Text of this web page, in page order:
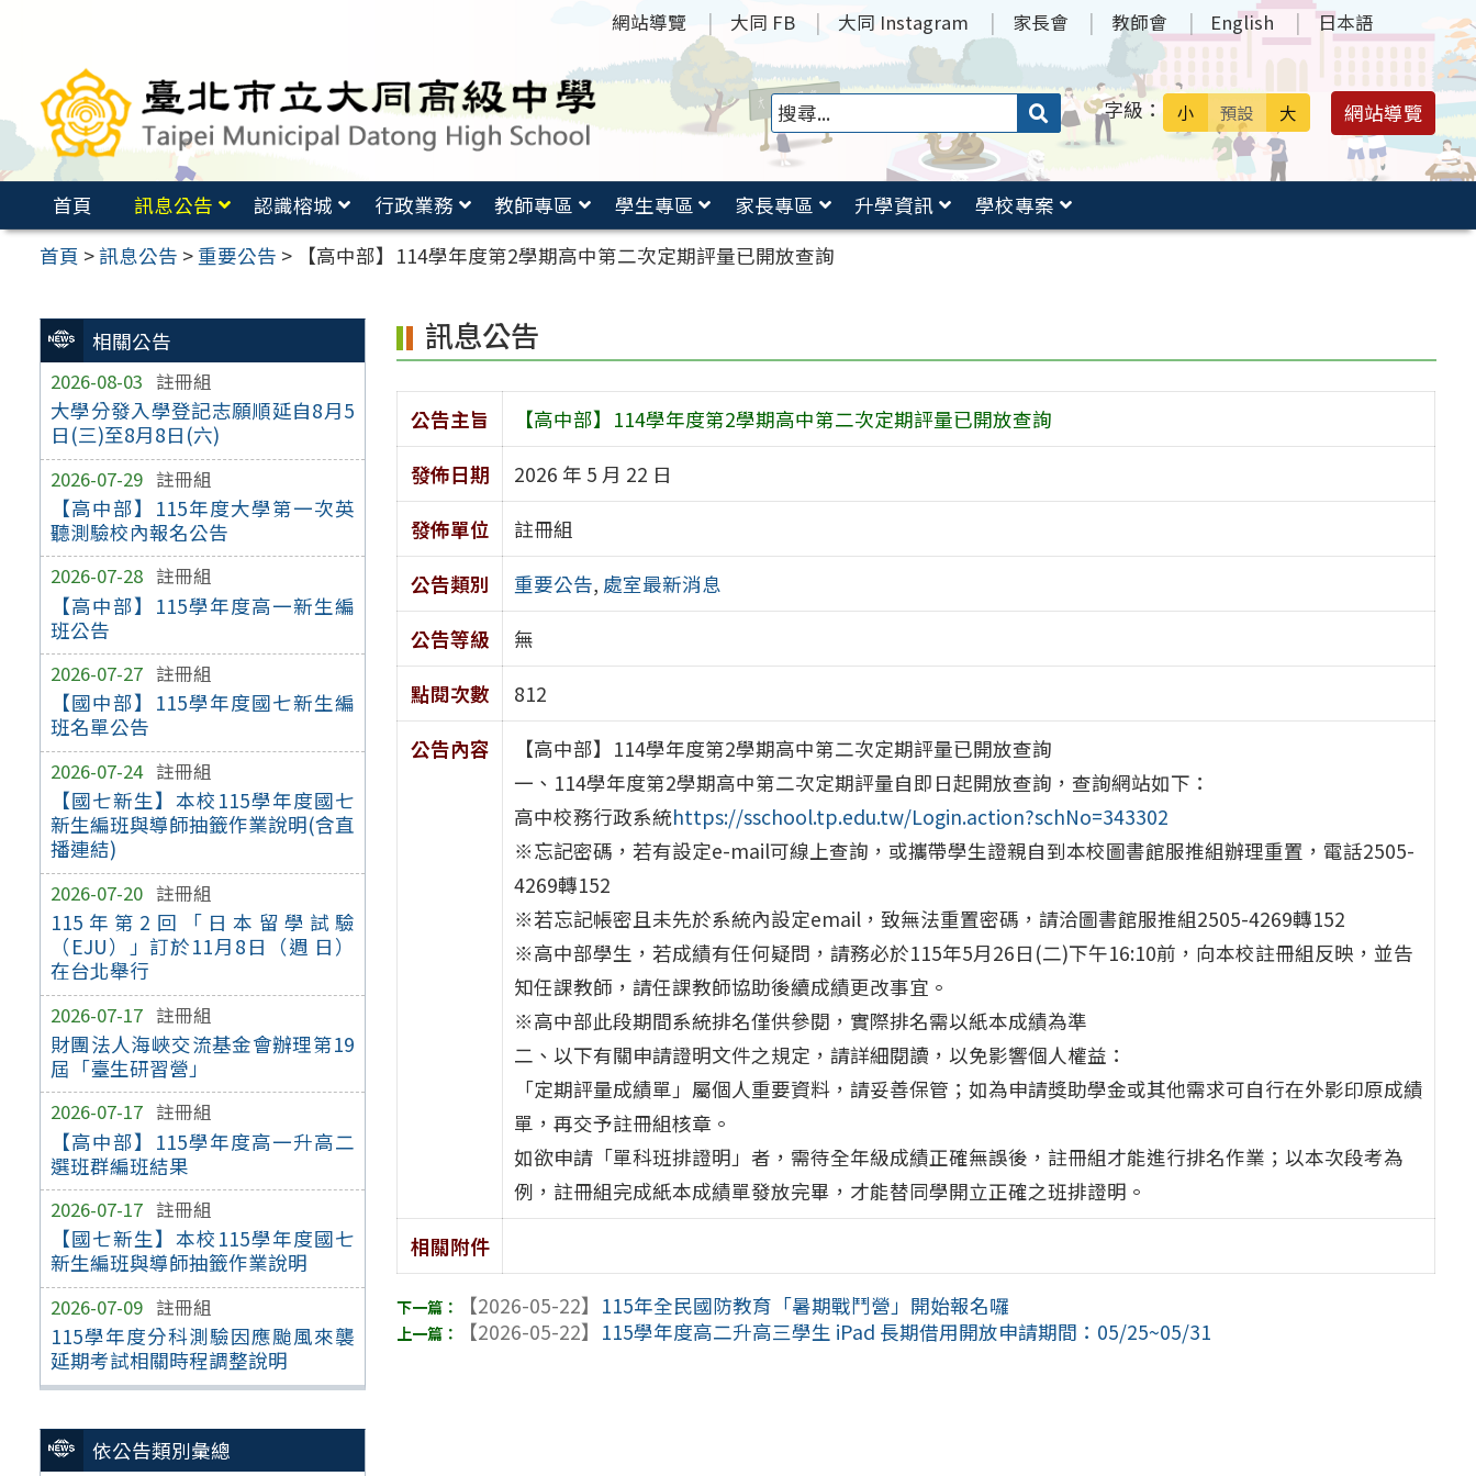
要
容
網站導覽 大同 FB 大同 Instagram 家長會 教師會 English 日本語
搜
送出 字級： 小 預設 大 網站導覽
首頁 訊息公告 認識榕城 行政業務 教師專區 學生專區 家長專區 升學資訊
學校專案
首頁 >訊息公告 > 重要公告 > 【高中部】114學年度第2學期高中第二次定期評量已開放查詢
相關公告
2026-08-03 註冊組
大學分發入學登記志願順延自8月5
日(三)至8月8日(六)
2026-07-29 註冊組
【高中部】115年度大學第一次英
聽測驗校內報名公告
2026-07-28 註冊組
【高中部】115學年度高一新生編
班公告
2026-07-27 註冊組
【國中部】115學年度國七新生編
班名單公告
2026-07-24 註冊組
【國七新生】本校115學年度國七
新生編班與導師抽籤作業說明(含直
播連結)
2026-07-20 註冊組
115年第2回「日本留學試驗
（EJU）」訂於11月8日（週 日）
在台北舉行
2026-07-17 註冊組
財團法人海峽交流基金會辦理第19
屆「臺生研習營」
2026-07-17 註冊組
【高中部】115學年度高一升高二
選班群編班結果
2026-07-17 註冊組
【國七新生】本校115學年度國七
新生編班與導師抽籤作業說明
2026-07-09 註冊組
115學年度分科測驗因應颱風來襲
延期考試相關時程調整說明
依公告類別彙總
訊息公告
公告主旨
【高中部】114學年度第2學期高中第二次定期評量已開放查詢
發佈日期
2026 年 5 月 22 日
發佈單位
註冊組
公告類別
重要公告, 處室最新消息
公告等級
無
點閱次數
812
公告內容
【高中部】114學年度第2學期高中第二次定期評量已開放查詢
一、114學年度第2學期高中第二次定期評量自即日起開放查詢，查詢網站如下：
高中校務行政系統https://sschool.tp.edu.tw/Login.action?schNo=343302
※忘記密碼，若有設定e-mail可線上查詢，或攜帶學生證親自到本校圖書館服推組辦理重置，電話2505-
4269轉152
※若忘記帳密且未先於系統內設定email，致無法重置密碼，請洽圖書館服推組2505-4269轉152
※高中部學生，若成績有任何疑問，請務必於115年5月26日(二)下午16:10前，向本校註冊組反映，並告
知任課教師，請任課教師協助後續成績更改事宜。
※高中部此段期間系統排名僅供參閱，實際排名需以紙本成績為準
二、以下有關申請證明文件之規定，請詳細閱讀，以免影響個人權益：
「定期評量成績單」屬個人重要資料，請妥善保管；如為申請獎助學金或其他需求可自行在外影印原成績
單，再交予註冊組核章。
如欲申請「單科班排證明」者，需待全年級成績正確無誤後，註冊組才能進行排名作業；以本次段考為
例，註冊組完成紙本成績單發放完畢，才能替同學開立正確之班排證明。
相關附件
【2026-05-22】 115年全民國防教育「暑期戰鬥營」開始報名囉
【2026-05-22】 115學年度高二升高三學生 iPad 長期借用開放申請期間：05/25~05/31